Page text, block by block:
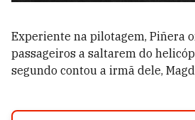
Experiente na pilotagem, Piñera
passageiros a saltarem do
segundo contou a irmã dele,